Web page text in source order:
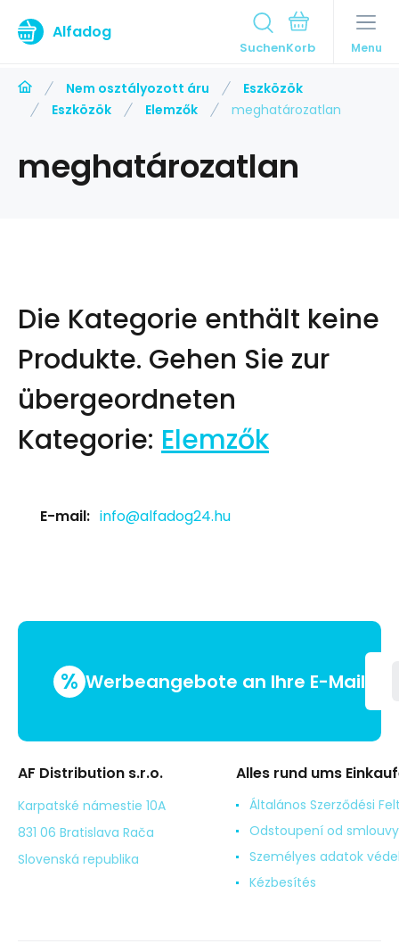
Alfadog
Suchen Menu
Nem osztályozott áru
Eszközök
Eszközök
Elemzők meghatározatlan
meghatározatlan
Die Kategorie enthält keine
Produkte. Gehen Sie zur
übergeordneten
Kategorie: Elemzők
E-mail: info@alfadog24.hu
% Werbeangebote an Ihre E-Mail
AF Distribution s.r.o.
Karpatské námestie 10A
831 06 Bratislava Rača
Slovenská republika
Alles rund ums
Általános Szerződési
Odstoupení od smlouvy
Személyes adatok
Kézbesítés